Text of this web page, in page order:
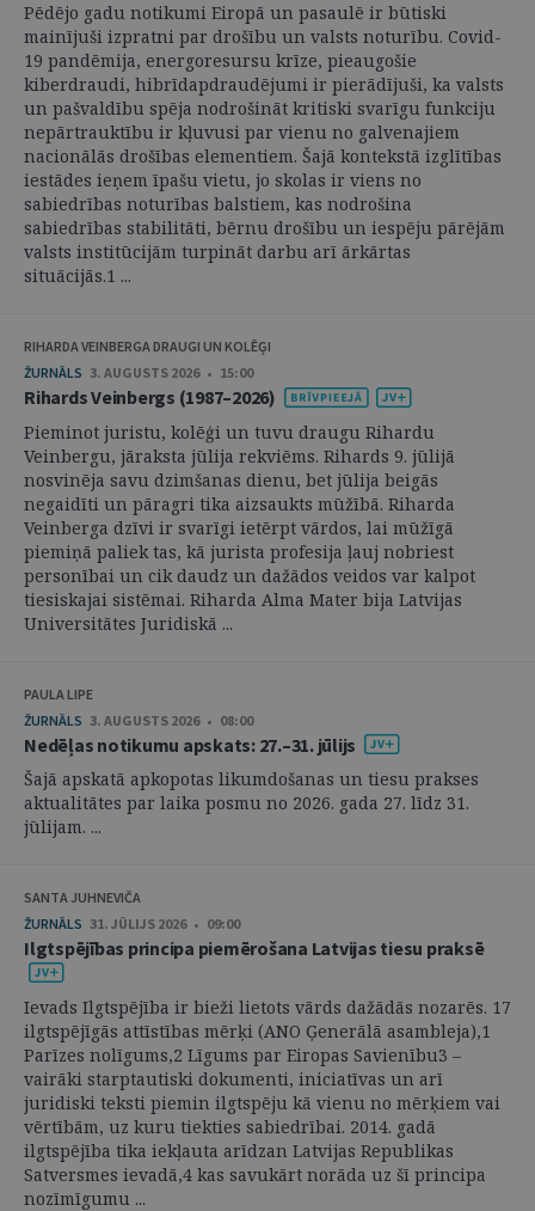
Pēdējo gadu notikumi Eiropā un pasaulē ir būtiski
mainījuši izpratni par drošību un valsts noturību. Covid-
19 pandēmija, energoresursu krīze, pieaugošie
kiberdraudi, hibrīdapdraudējumi ir pierādījuši, ka valsts
un pašvaldību spēja nodrošināt kritiski svarīgu funkciju
nepārtrauktību ir kļuvusi par vienu no galvenajiem
nacionālās drošības elementiem. Šajā kontekstā izglītības
iestādes ieņem īpašu vietu, jo skolas ir viens no
sabiedrības noturības balstiem, kas nodrošina
sabiedrības stabilitāti, bērnu drošību un iespēju pārējām
valsts institūcijām turpināt darbu arī ārkārtas
situācijās.1 ...
RIHARDA VEINBERGA DRAUGI UN KOLĒĢI
ŽURNĀLS 3. AUGUSTS 2026 • 15:00
Rihards Veinbergs (1987–2026)
Pieminot juristu, kolēģi un tuvu draugu Rihardu
Veinbergu, jāraksta jūlija rekviēms. Rihards 9. jūlijā
nosvinēja savu dzimšanas dienu, bet jūlija beigās
negaidīti un pāragri tika aizsaukts mūžībā. Riharda
Veinberga dzīvi ir svarīgi ietērpt vārdos, lai mūžīgā
piemiņā paliek tas, kā jurista profesija ļauj nobriest
personībai un cik daudz un dažādos veidos var kalpot
tiesiskajai sistēmai. Riharda Alma Mater bija Latvijas
Universitātes Juridiskā ...
PAULA LIPE
ŽURNĀLS 3. AUGUSTS 2026 • 08:00
Nedēļas notikumu apskats: 27.–31. jūlijs
Šajā apskatā apkopotas likumdošanas un tiesu prakses
aktualitātes par laika posmu no 2026. gada 27. līdz 31.
jūlijam. ...
SANTA JUHNEVIČA
ŽURNĀLS 31. JŪLIJS 2026 • 09:00
Ilgtspējības principa piemērošana Latvijas tiesu praksē
Ievads Ilgtspējība ir bieži lietots vārds dažādās nozarēs. 17
ilgtspējīgās attīstības mērķi (ANO Ģenerālā asambleja),1
Parīzes nolīgums,2 Līgums par Eiropas Savienību3 –
vairāki starptautiski dokumenti, iniciatīvas un arī
juridiski teksti piemin ilgtspēju kā vienu no mērķiem vai
vērtībām, uz kuru tiekties sabiedrībai. 2014. gadā
ilgtspējība tika iekļauta arīdzan Latvijas Republikas
Satversmes ievadā,4 kas savukārt norāda uz šī principa
nozīmīgumu ...